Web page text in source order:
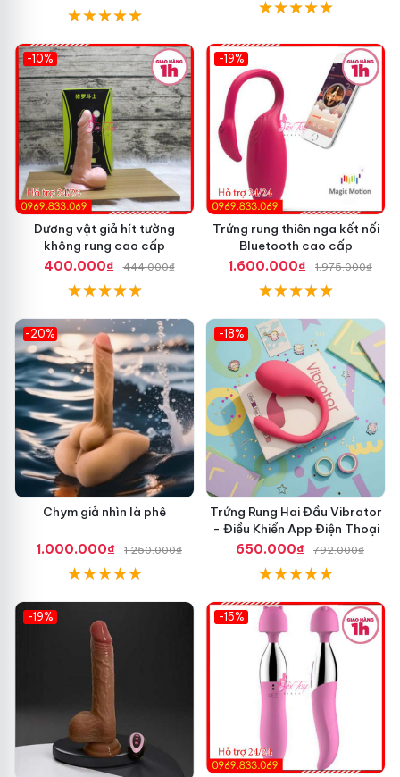
-10%
Dương vật giả hít tường
không rung cao cấp
400.000₫
444.000₫
-19%
Trứng rung thiên nga kết nối
Bluetooth cao cấp
1.600.000₫
1.975.000₫
-20%
Chym giả nhìn là phê
1.000.000₫ 1.250.000₫
-18%
Trứng Rung Hai Đầu Vibrator
- Điều Khiển App Điện Thoại
650.000₫
792.000₫
-19% -15%